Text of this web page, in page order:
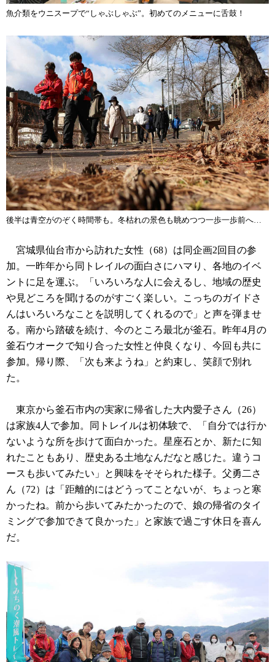
魚介類をウニスープで“しゃぶしゃぶ”。初めてのメニューに舌鼓！
後半は青空がのぞく時間帯も。冬枯れの景色も眺めつつ一歩一歩前へ…
宮城県仙台市から訪れた女性（68）は同企画2回目の参
加。一昨年から同トレイルの面白さにハマり、各地のイベ
ントに足を運ぶ。「いろいろな人に会えるし、地域の歴史
や見どころを聞けるのがすごく楽しい。こっちのガイドさ
んはいろいろなことを説明してくれるので」と声を弾ませ
る。南から踏破を続け、今のところ最北が釜石。昨年4月の
釜石ウオークで知り合った女性と仲良くなり、今回も共に
参加。帰り際、「次も来ようね」と約束し、笑顔で別れ
た。
東京から釜石市内の実家に帰省した大内愛子さん（26）
は家族4人で参加。同トレイルは初体験で、「自分では行か
ないような所を歩けて面白かった。星座石とか、新たに知
れたこともあり、歴史ある土地なんだなと感じた。違うコ
ースも歩いてみたい」と興味をそそられた様子。父勇二さ
ん（72）は「距離的にはどうってことないが、ちょっと寒
かったね。前から歩いてみたかったので、娘の帰省のタイ
ミングで参加できて良かった」と家族で過ごす休日を喜ん
だ。